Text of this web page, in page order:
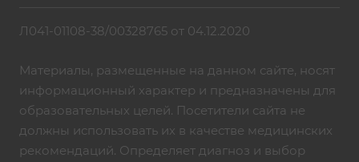
Л041-01108-38/00328765 от 04.12.2020
Материалы, размещенные на данном сайте, носят
информационный характер и предназначены для
образовательных целей. Посетители сайта не
должны использовать их в качестве медицинских
рекомендаций. Определяет диагноз и выбор